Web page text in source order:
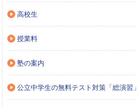
高校生
授業料
塾の案内
公立中学生の無料テスト対策「総演習」